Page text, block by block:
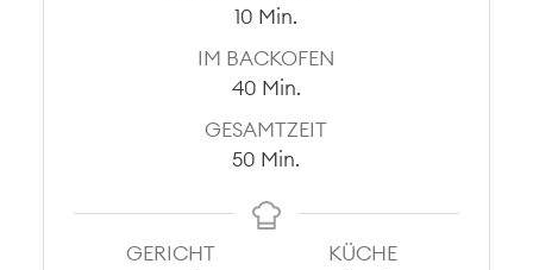
10 Minuten
Min.
IM BACKOFEN
40Minuten
Min.
GESAMTZEIT
50 Minuten
Min.
GERICHT
KÜCHE